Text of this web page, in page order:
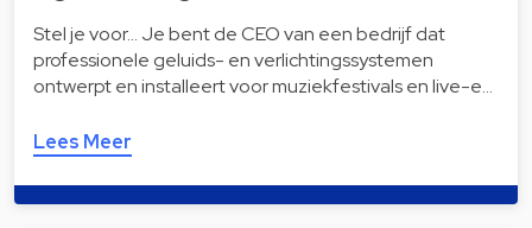
Stel je voor… Je bent de CEO van een bedrijf dat
professionele geluids- en verlichtingssystemen
ontwerpt en installeert voor muziekfestivals en live-e…
Lees Meer